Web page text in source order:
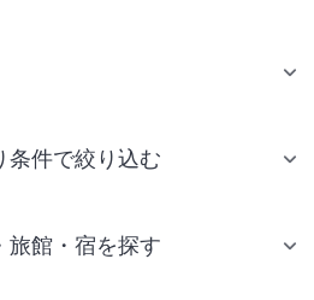
条件で絞り込む
旅館・宿を探す